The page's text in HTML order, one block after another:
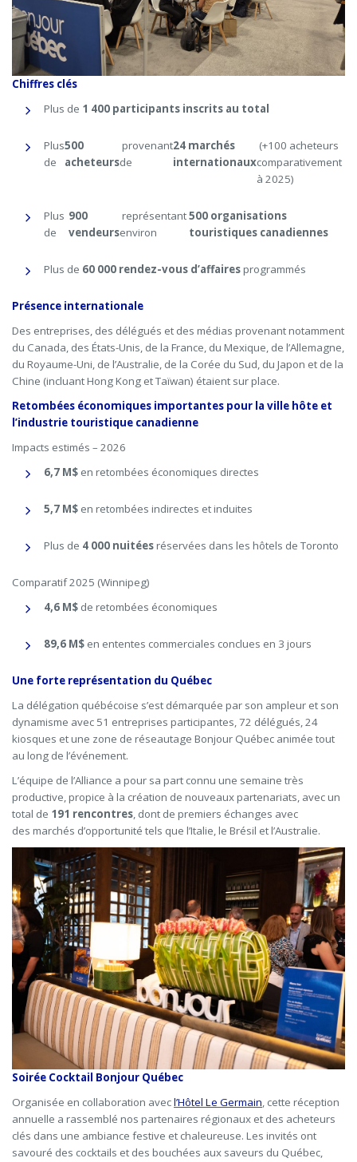
Chiffres clés
Plus de 1 400 participants inscrits au total
Plus
de
500
acheteurs
provenant
de
24 marchés
internationaux
(+100 acheteurs
comparativement
à 2025)
Plus
de
900
vendeurs
représentant
environ
500 organisations
touristiques canadiennes
Plus de 60 000 rendez-vous d’affairesprogrammés
Présence internationale
Des entreprises, des délégués et des médias provenant notamment
du Canada, des États-Unis, de la France, du Mexique, de l’Allemagne,
du Royaume-Uni, de l’Australie, de la Corée du Sud, du Japon et de la
Chine (incluant Hong Kong et Taïwan) étaient sur place.
Retombées économiques importantes pour la ville hôte et
l’industrie touristique canadienne
Impacts estimés – 2026
6,7 M$ en retombées économiques directes
5,7 M$ en retombées indirectes et induites
Plus de 4 000 nuitéesréservées dans les hôtels de Toronto
Comparatif 2025 (Winnipeg)
4,6 M$ de retombées économiques
89,6 M$ en ententes commerciales conclues en 3 jours
Une forte représentation du Québec
La délégation québécoise s’est démarquée par son ampleur et son
dynamisme avec 51 entreprises participantes, 72 délégués, 24
kiosques et une zone de réseautage Bonjour Québec animée tout
au long de l’événement.
L’équipe de l’Alliance a pour sa part connu une semaine très
productive, propice à la création de nouveaux partenariats, avec un
total de 191 rencontres , dont de premiers échanges avec
des marchés d’opportunité tels que l’Italie, le Brésil et l’Australie.
Soirée Cocktail Bonjour Québec
Organisée en collaboration avecl’Hôtel Le Germain, cette réception
annuelle a rassemblé nos partenaires régionaux et des acheteurs
clés dans une ambiance festive et chaleureuse. Les invités ont
savouré des cocktails et des bouchées aux saveurs du Québec,